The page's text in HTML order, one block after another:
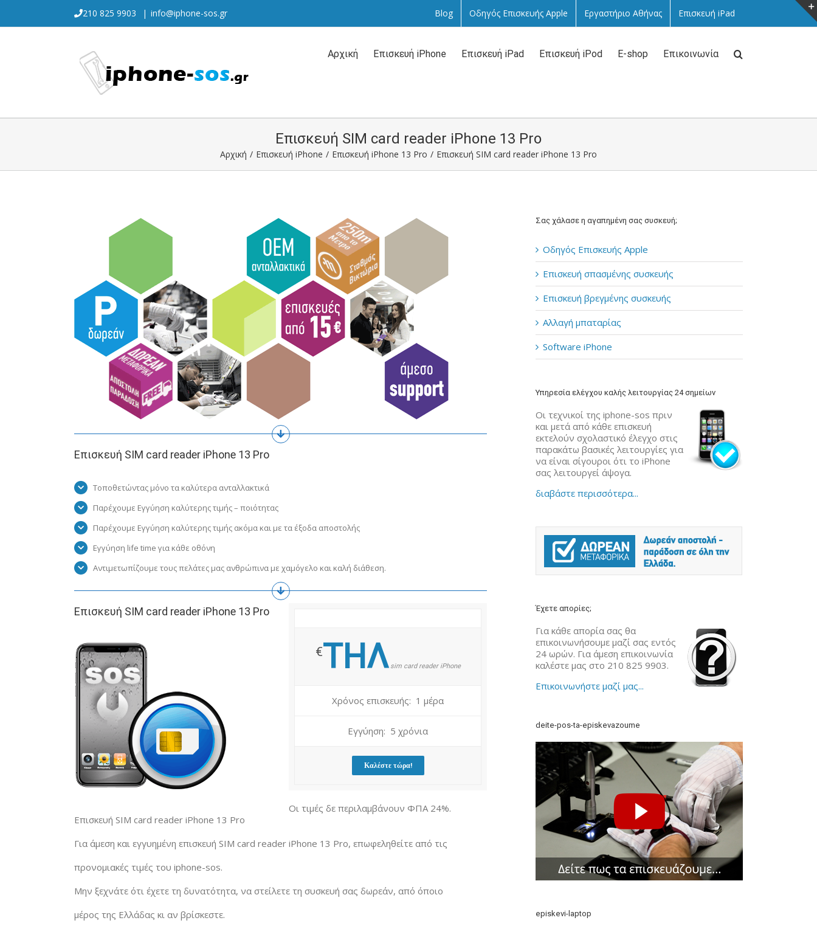
content
210 825 9903 | info@iphone-sos.gr Blog Οδηγός Επισκευής Apple Εργαστήριο Αθήνας Επισκευή iPad
Αναζήτηση
Αρχική Επισκευή iPhone Επισκευή iPad Επισκευή iPod E-shop Επικοινωνία
Επισκευή SIM card reader iPhone 13 Pro
Αρχική / Επισκευή iPhone / Επισκευή iPhone 13 Pro / Επισκευή SIM card reader iPhone 13 Pro
Επισκευή SIM card reader iPhone 13 Pro
Τοποθετώντας μόνο τα καλύτερα ανταλλακτικά
Παρέχουμε Εγγύηση καλύτερης τιμής – ποιότητας
Παρέχουμε Εγγύηση καλύτερης τιμής ακόμα και με τα έξοδα αποστολής
Εγγύηση life time για κάθε οθόνη
Αντιμετωπίζουμε τους πελάτες μας ανθρώπινα με χαμόγελο και καλή διάθεση.
Επισκευή SIM card reader iPhone 13 Pro
€ΤΗΛsim card reader iPhone
Χρόνος επισκευής: 1 μέρα
Εγγύηση: 5 χρόνια
Καλέστε τώρα!
Οι τιμές δε περιλαμβάνουν ΦΠΑ 24%.
Επισκευή SIM card reader iPhone 13 Pro
Για άμεση και εγγυημένη επισκευή SIM card reader iPhone 13 Pro, επωφεληθείτε από τις
προνομιακές τιμές του iphone-sos.
Μην ξεχνάτε ότι έχετε τη δυνατότητα, να στείλετε τη συσκευή σας δωρεάν, από όποιο
μέρος της Ελλάδας κι αν βρίσκεστε.
Σας χάλασε η αγαπημένη σας συσκευή;
Οδηγός Επισκευής Apple
Επισκευή σπασμένης συσκευής
Επισκευή βρεγμένης συσκευής
Αλλαγή μπαταρίας
Software iPhone
Υπηρεσία ελέγχου καλής λειτουργίας 24 σημείων
Οι τεχνικοί της iphone-sos πριν
και μετά από κάθε επισκευή
εκτελούν σχολαστικό έλεγχο στις
παρακάτω βασικές λειτουργίες για
να είναι σίγουροι ότι το iPhone
σας λειτουργεί άψογα.
διαβάστε περισσότερα...
Έχετε απορίες;
Για κάθε απορία σας θα
επικοινωνήσουμε μαζί σας εντός
24 ωρών. Για άμεση επικοινωνία
καλέστε μας στο 210 825 9903.
Επικοινωνήστε μαζί μας...
deite-pos-ta-episkevazoume
episkevi-laptop